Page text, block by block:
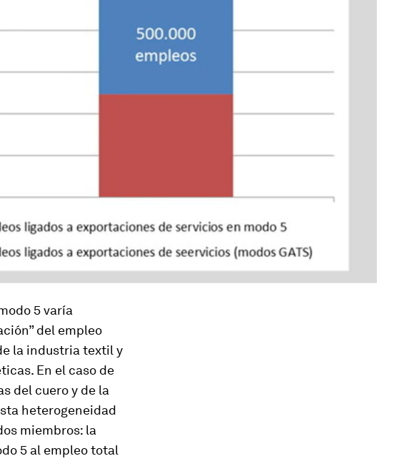
5 varía
del empleo
la industria textil y
En el caso de
del cuero y de la
heterogeneidad
miembros: la
5 al empleo total